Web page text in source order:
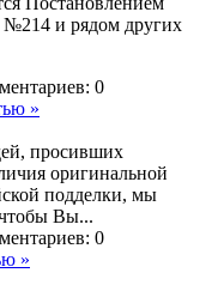
№214 и рядом других
0
»
просивших
оригинальной
подделки, мы
Вы...
0
»